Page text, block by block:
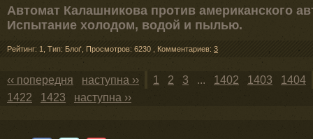
Автомат Калашникова против американского
Испытание холодом, водой и пылью.
Рейтинг: 1 Тип: Блоґ Просмотров: 6230 Комментариев: 3
‹‹ попередня наступна ›› 1 2 3 ... 1402 1403
1404
1422
1423 наступна ››